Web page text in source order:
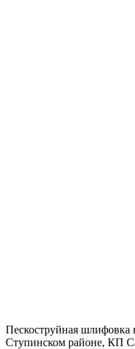
Пескоструйная шлифовка
Ступинском районе, КП